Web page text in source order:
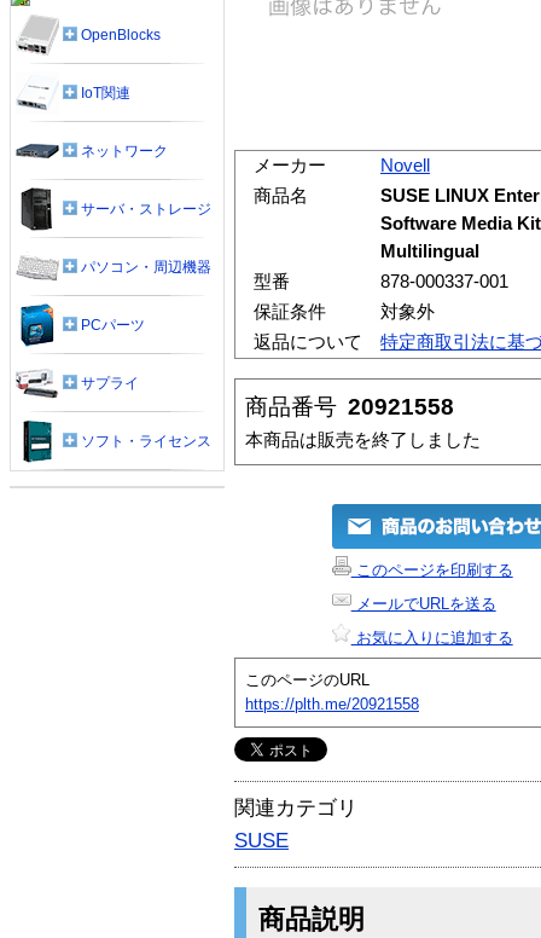
メーカー
Novell
商品名
SUSE LINUX
Software Media
Multilingual
型番
878-000337-001
保証条件
対象外
返品について
特定商取引法に基
商品番号 20921558
本商品は販売を終了しました
このページを印刷する
メールでURLを送る
お気に入りに追加する
このページのURL
https://plth.me/20921558
関連カテゴリ
SUSE
商品説明
OpenBlocks
IoT関連
ネットワーク
サーバ・ストレージ
パソコン・周辺機器
PCパーツ
サプライ
ソフト・ライセンス